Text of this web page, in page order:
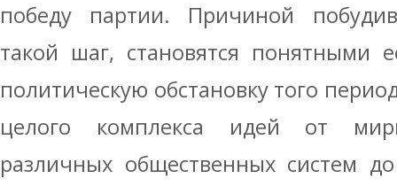
победу партии. Причиной
такой шаг, становятся понятными
политическую обстановку того
целого комплекса идей от
различных общественных систем